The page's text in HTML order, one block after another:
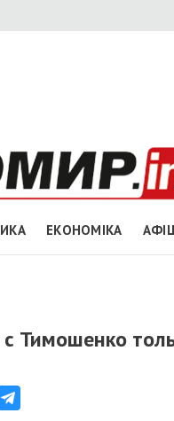
ЕКОНОМІКА
Тимошенко